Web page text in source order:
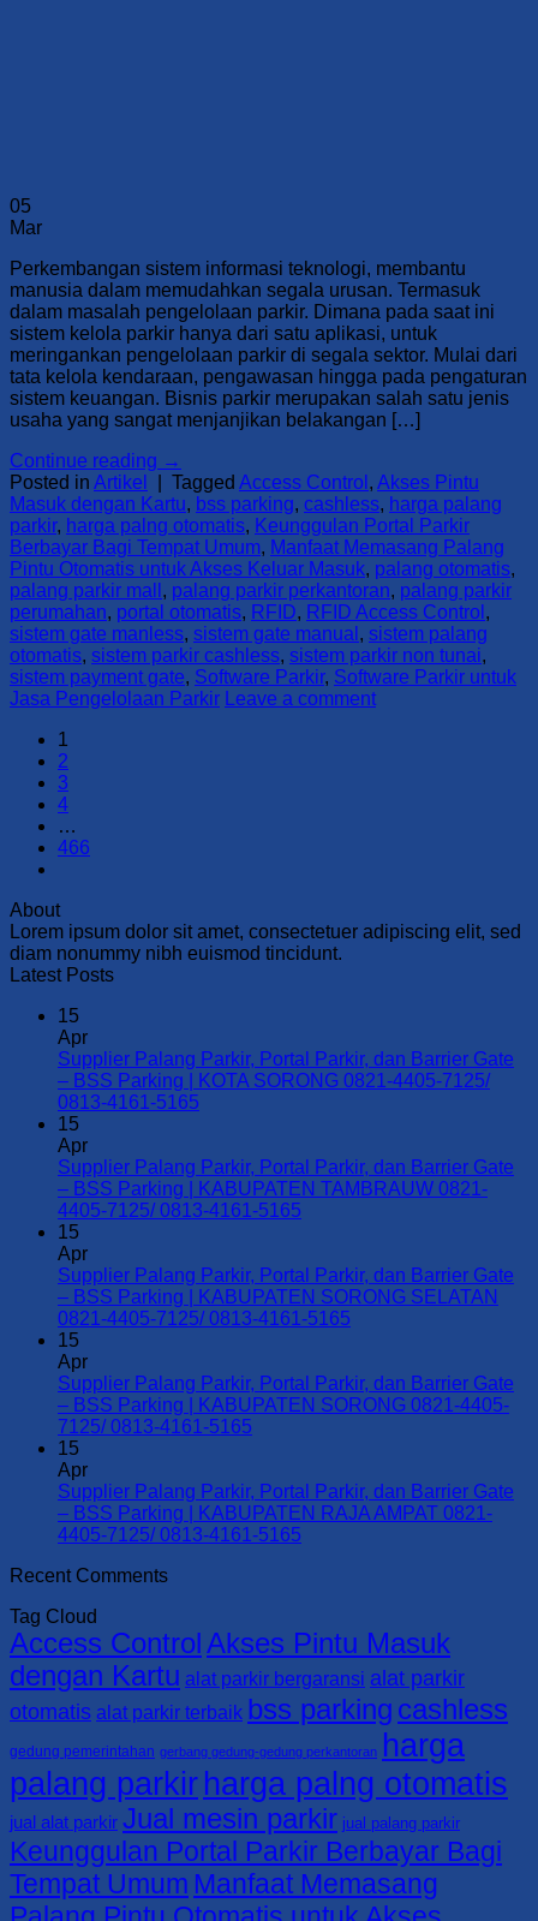
05
Mar
Perkembangan sistem informasi teknologi, membantu
manusia dalam memudahkan segala urusan. Termasuk
dalam masalah pengelolaan parkir. Dimana pada saat ini
sistem kelola parkir hanya dari satu aplikasi, untuk
meringankan pengelolaan parkir di segala sektor. Mulai dari
tata kelola kendaraan, pengawasan hingga pada pengaturan
sistem keuangan. Bisnis parkir merupakan salah satu jenis
usaha yang sangat menjanjikan belakangan […]
Continue reading →
Posted in Artikel Tagged Access Control , Akses Pintu
Masuk dengan Kartu, bss parking, cashless, harga palang
parkir, harga palng otomatis, Keunggulan Portal Parkir
Berbayar Bagi Tempat Umum, Manfaat Memasang Palang
Pintu Otomatis untuk Akses Keluar Masuk, palang otomatis,
palang parkir mall , palang parkir perkantoran, palang parkir
perumahan, portal otomatis, RFID, RFID Access Control ,
sistem gate manless, sistem gate manual , sistem palang
otomatis, sistem parkir cashless, sistem parkir non tunai,
sistem payment gate, Software Parkir, Software Parkir untuk
Jasa Pengelolaan Parkir
Leave a comment
1
2
3
4
…
466
About
Lorem ipsum dolor sit amet, consectetuer adipiscing elit, sed
diam nonummy nibh euismod tincidunt.
Latest Posts
15
Apr
Supplier Palang Parkir, Portal Parkir, dan Barrier Gate
– BSS Parking | KOTA SORONG 0821-4405-7125/
0813-4161-5165
Supplier
Palang
Parkir,
dan
Barrier
Gate
Parking
|
KOTA
4405-
7125/
0813-
15
Apr
Supplier Palang Parkir, Portal Parkir, dan Barrier Gate
– BSS Parking | KABUPATEN TAMBRAUW 0821-
4405-7125/ 0813-4161-5165
Supplier
Palang
Parkir,
dan
Barrier
Parking
|
KABUPATEN
0813-
4161-
5165
15
Apr
Supplier Palang Parkir, Portal Parkir, dan Barrier Gate
– BSS Parking | KABUPATEN SORONG SELATAN
0821-4405-7125/ 0813-4161-5165
Supplier
Palang
dan
Barrier
KABUPATEN
SORONG
SELATAN
0821-
4405-
7125/
4161-
5165
15
Apr
Supplier Palang Parkir, Portal Parkir, dan Barrier Gate
– BSS Parking | KABUPATEN SORONG 0821-4405-
7125/ 0813-4161-5165
Supplier
Palang
Parkir,
Gate
–
BSS
Parking
|
KABUPATEN
SORONG
0821-
4405-
7125/
0813-
4161-
5165
15
Apr
Supplier Palang Parkir, Portal Parkir, dan Barrier Gate
– BSS Parking | KABUPATEN RAJA AMPAT 0821-
4405-7125/ 0813-4161-5165
Parkir,
Portal
Parkir,
dan
Barrier
Gate
BSS
Parking
|
KABUPATEN
RAJA
AMPAT
Recent Comments
Tag Cloud
Access ControlAkses Pintu Masuk
dengan Kartu alat parkir bergaransi alat parkir
otomatis alat parkir terbaik bss parking cashless
gedung pemerintahan gerbang gedung-gedung perkantoran harga
palang parkirharga palng otomatis
jual alat parkir Jual mesin parkir jual palang parkir
Keunggulan Portal Parkir Berbayar Bagi
Tempat Umum Manfaat Memasang